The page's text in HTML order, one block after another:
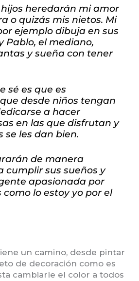
hijos heredarán mi amor
o quizás mis nietos. Mi
ejemplo dibuja en sus
Pablo, el mediano,
y sueña con tener
sé es que es
desde niños tengan
a hacer
en las que disfrutan y
se les dan bien.
de manera
cumplir sus sueños y
apasionada por
lo estoy yo por el
un camino, desde pintar
de decoración como es
cambiarle el color a todos